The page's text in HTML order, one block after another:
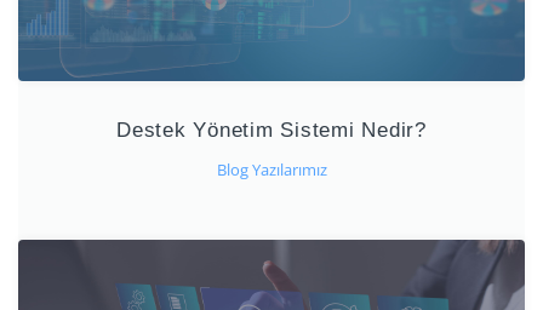
Destek Yönetim Sistemi Nedir?
Blog Yazılarımız